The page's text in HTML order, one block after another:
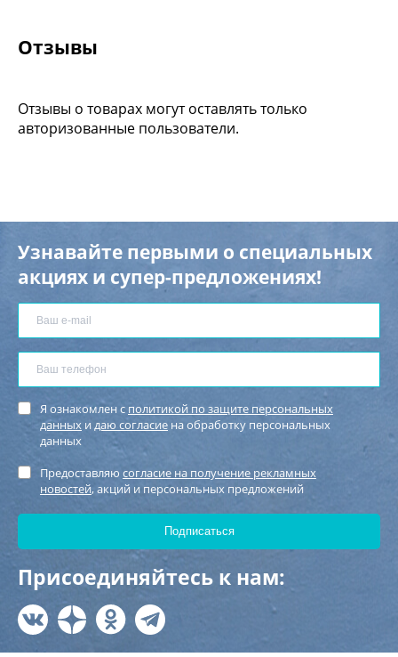
Отзывы
Отзывы о товарах могут оставлять только
авторизованные пользователи.
Узнавайте первыми о специальных
акциях и супер-предложениях!
Я ознакомлен с политикой по защите персональных
данных идаю согласие на обработку персональных
данных
Предоставляю согласие на получение рекламных
новостей, акций и персональных предложений
Присоединяйтесь к нам: